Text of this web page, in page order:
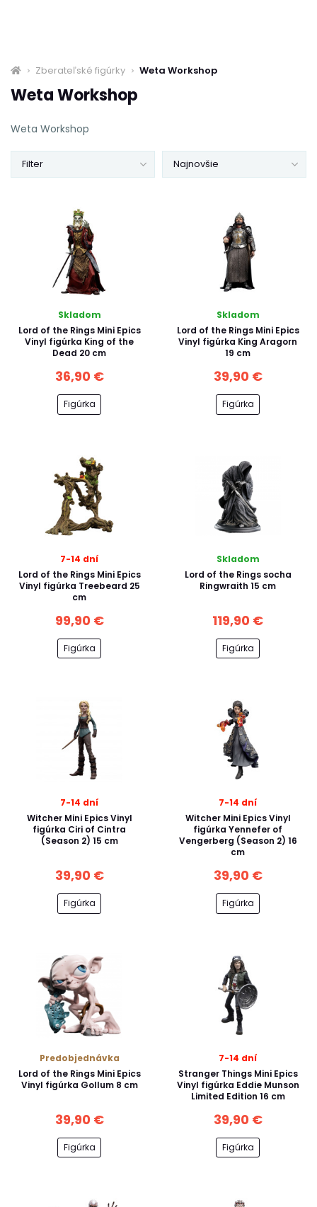
Zberateľské figúrky Weta Workshop
Weta Workshop
Weta Workshop
Najnovšie
Filter
Skladom
Lord of the Rings Mini Epics
Vinyl figúrka King of the
Dead 20 cm
36,90 €
Figúrka
Skladom
Lord of the Rings Mini Epics
Vinyl figúrka King Aragorn
19 cm
39,90 €
Figúrka
7-14 dní
Lord of the Rings Mini Epics
Vinyl figúrka Treebeard 25
cm
99,90 €
Figúrka
Skladom
Lord of the Rings socha
Ringwraith 15 cm
119,90 €
Figúrka
7-14 dní
Witcher Mini Epics Vinyl
figúrka Ciri of Cintra
(Season 2) 15 cm
39,90 €
Figúrka
7-14 dní
Witcher Mini Epics Vinyl
figúrka Yennefer of
Vengerberg (Season 2) 16
cm
39,90 €
Figúrka
Predobjednávka
Lord of the Rings Mini Epics
Vinyl figúrka Gollum 8 cm
39,90 €
Figúrka
7-14 dní
Stranger Things Mini Epics
Vinyl figúrka Eddie Munson
Limited Edition 16 cm
39,90 €
Figúrka